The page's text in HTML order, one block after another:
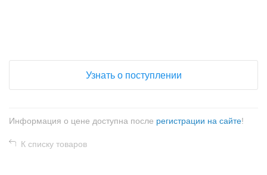
Узнать о поступлении
Информация о цене доступна после регистрации на сайте!
К списку товаров